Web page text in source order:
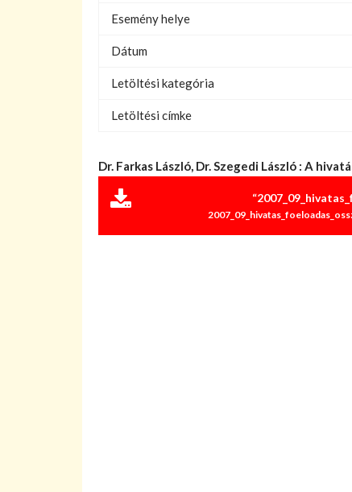
Esemény helye
Dátum
Letöltési kategória
Letöltési címke
Dr. Farkas László, Dr. Szegedi László : A